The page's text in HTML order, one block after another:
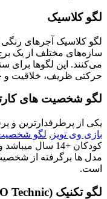
لگو کلاسیک
لگو کلاسیک آجرهای
سازه‌های مختلف از یک
می‌کنند. این لگوها برای
حرکتی ظریف، خلاقیت و
لگو شخصیت های
یکی از پرطرفدارترین و
بازی وی تویز , لگو
کودکان +14 سال
مدل ها برگرفته از
است.
لگو تکنیک (LEGO Technic)